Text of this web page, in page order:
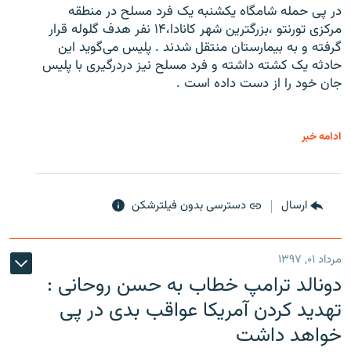
در پی حمله شامگاه یکشنبه یک فرد مسلح در منطقه
مرکزی تورنتو ،‌بزرگترین شهر کانادا،۱۴ نفر هدف گلوله قرار
گرفته و به بیمارستان منتقل شدند . پلیس می‌گوید این
حادثه یک کشته داشته و فرد مسلح نیز دردرگیری با پلیس
جان خود را از دست داده است .
ادامه خبر
ارسال دسترسی بدون فیلترشکن
مرداد ۰۱, ۱۳۹۷
دونالد ترامپ خطاب به حسن روحانی :
تهدید کردن آمریکا عواقب بدی در پی
خواهد داشت